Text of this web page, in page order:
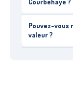
Courbehaye ?
Pouvez-vous
valeur ?